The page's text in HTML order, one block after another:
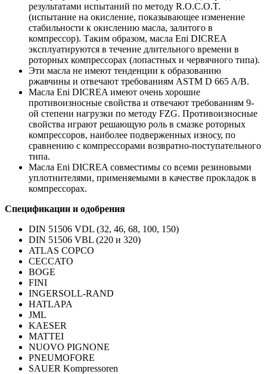
результатами испытаний по методу R.O.C.O.T.
(испытание на окисление, показывающее изменение
стабильности к окислению масла, залитого в
компрессор). Таким образом, масла Eni DICREA
эксплуатируются в течение длительного времени в
роторных компрессорах (лопастных и червячного типа).
Эти масла не имеют тенденции к образованию
ржавчины и отвечают требованиям ASTM D 665 A/B.
Масла Eni DICREA имеют очень хорошие
противоизносные свойства и отвечают требованиям 9-
ой степени нагрузки по методу FZG. Противоизносные
свойства играют решающую роль в смазке роторных
компрессоров, наиболее подверженных износу, по
сравнению с компрессорами возвратно-поступательного
типа.
Масла Eni DICREA совместимы со всеми резиновыми
уплотнителями, применяемыми в качестве прокладок в
компрессорах.
Спецификации и одобрения
DIN 51506 VDL (32, 46, 68, 100, 150)
DIN 51506 VBL (220 и 320)
ATLAS COPCO
CECCATO
BOGE
FINI
INGERSOLL-RAND
HATLAPA
JML
KAESER
MATTEI
NUOVO PIGNONE
PNEUMOFORE
SAUER Kompressoren